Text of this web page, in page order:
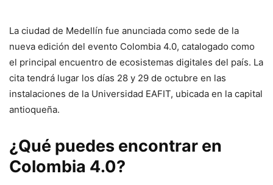
La ciudad de Medellín fue anunciada como sede de la
nueva edición del evento Colombia 4.0, catalogado como
el principal encuentro de ecosistemas digitales del país. La
cita tendrá lugar los días 28 y 29 de octubre en las
instalaciones de la Universidad EAFIT, ubicada en la capital
antioqueña.
¿Qué puedes encontrar en
Colombia 4.0?